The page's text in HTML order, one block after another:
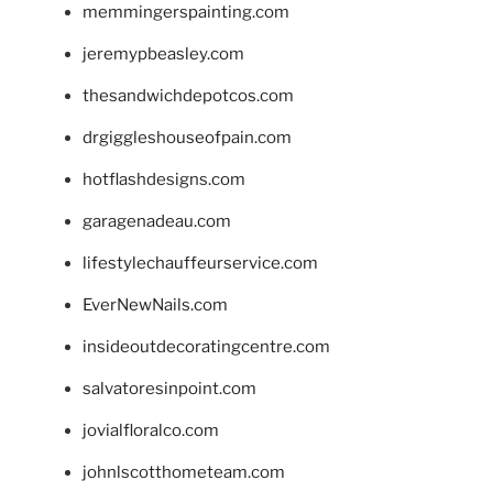
memmingerspainting.com
jeremypbeasley.com
thesandwichdepotcos.com
drgiggleshouseofpain.com
hotflashdesigns.com
garagenadeau.com
lifestylechauffeurservice.com
EverNewNails.com
insideoutdecoratingcentre.com
salvatoresinpoint.com
jovialfloralco.com
johnlscotthometeam.com